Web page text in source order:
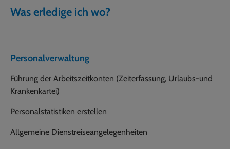
Was erledige ich wo?
Personalverwaltung
Führung der Arbeitszeitkonten (Zeiterfassung, Urlaubs-und
Krankenkartei)
Personalstatistiken erstellen
Allgemeine Dienstreiseangelegenheiten